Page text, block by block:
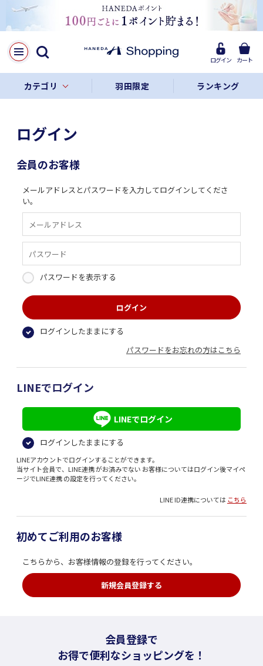
ログイン カート
カテゴリ 羽田限定 ランキング
ログイン
会員のお客様
メールアドレスとパスワードを入力してログインしてくださ
い。
パスワードを表示する
ログインしたままにする
パスワードをお忘れの方はこちら
LINEでログイン
LINEでログイン
ログインしたままにする
LINEアカウントでログインすることができます。
当サイト会員で、LINE連携 がお済みでない お客様についてはログイン後マイペ
ージでLINE連携 の設定を行ってください。
LINE ID連携については こちら
初めてご利用のお客様
こちらから、お客様情報の登録を行ってください。
新規会員登録する
会員登録で
お得で便利なショッピングを！